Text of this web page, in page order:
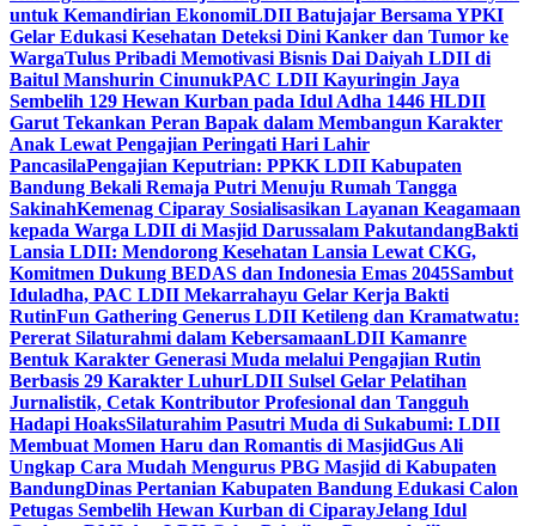
untuk Kemandirian EkonomiLDII Batujajar Bersama YPKI
Gelar Edukasi Kesehatan Deteksi Dini Kanker dan Tumor ke
WargaTulus Pribadi Memotivasi Bisnis Dai Daiyah LDII di
Baitul Manshurin CinunukPAC LDII Kayuringin Jaya
Sembelih 129 Hewan Kurban pada Idul Adha 1446 HLDII
Garut Tekankan Peran Bapak dalam Membangun Karakter
Anak Lewat Pengajian Peringati Hari Lahir
PancasilaPengajian Keputrian: PPKK LDII Kabupaten
Bandung Bekali Remaja Putri Menuju Rumah Tangga
SakinahKemenag Ciparay Sosialisasikan Layanan Keagamaan
kepada Warga LDII di Masjid Darussalam PakutandangBakti
Lansia LDII: Mendorong Kesehatan Lansia Lewat CKG,
Komitmen Dukung BEDAS dan Indonesia Emas 2045Sambut
Iduladha, PAC LDII Mekarrahayu Gelar Kerja Bakti
RutinFun Gathering Generus LDII Ketileng dan Kramatwatu:
Pererat Silaturahmi dalam KebersamaanLDII Kamanre
Bentuk Karakter Generasi Muda melalui Pengajian Rutin
Berbasis 29 Karakter LuhurLDII Sulsel Gelar Pelatihan
Jurnalistik, Cetak Kontributor Profesional dan Tangguh
Hadapi HoaksSilaturahim Pasutri Muda di Sukabumi: LDII
Membuat Momen Haru dan Romantis di MasjidGus Ali
Ungkap Cara Mudah Mengurus PBG Masjid di Kabupaten
BandungDinas Pertanian Kabupaten Bandung Edukasi Calon
Petugas Sembelih Hewan Kurban di CiparayJelang Idul